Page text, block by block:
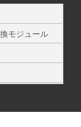
モジュール